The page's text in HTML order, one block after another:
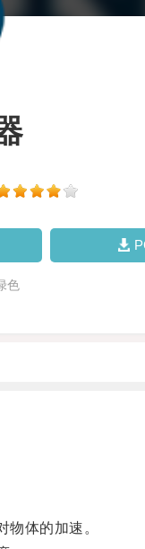
色
体的加速。